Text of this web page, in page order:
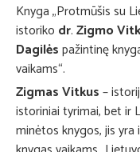
Knyga „Protmūšis su
istoriko dr.Zigmo
Dagilėspažintinę
vaikams“.
Zigmas Vitkus–
istoriniai tyrimai, bet ir
minėtos knygos, jis yra